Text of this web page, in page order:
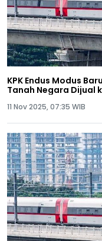
KPK Endus Modus
Tanah Negara Dijual
11 Nov 2025, 07:35 WIB